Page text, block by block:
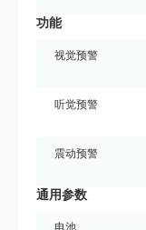
功能
视觉预警
听觉预警
震动预警
通用参数
电池